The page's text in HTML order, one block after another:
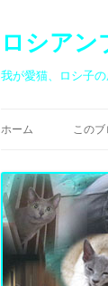
ロシアン
我が愛猫、ロシ子の
ホーム この